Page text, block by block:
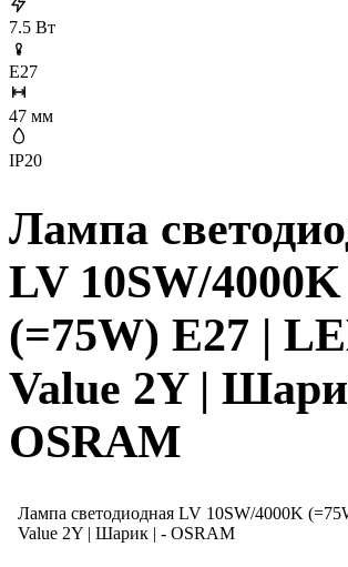
7.5 Вт
E27
47 мм
IP20
Лампа
LV 10SW/4000K
(=75W) E27 |
Value 2Y |
OSRAM
Лампа светодиодная LV 10SW/4000K
Value 2Y | Шарик | - OSRAM